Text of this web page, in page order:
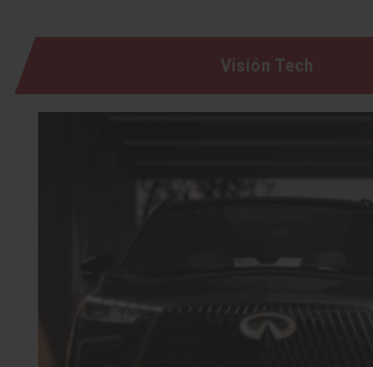
Visión Tech